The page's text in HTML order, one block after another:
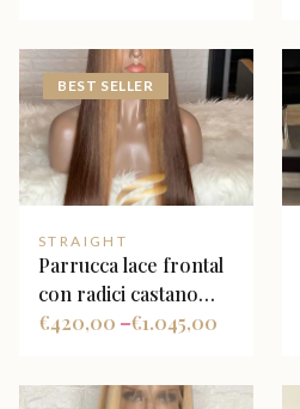
BEST SELLER
STRAIGHT
Parrucca lace frontal
con radici castano
medio sfumate in
framing
420,00
€ – 1.045,00
€